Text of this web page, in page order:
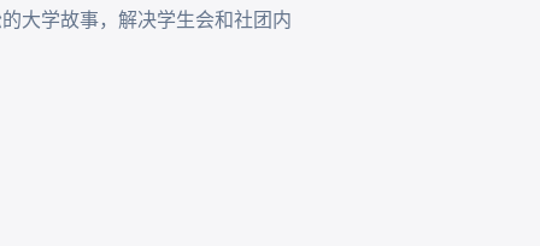
大学故事，解决学生会和社团内